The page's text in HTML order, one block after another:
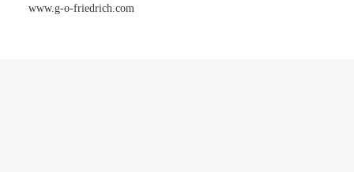
www.g-o-friedrich.com